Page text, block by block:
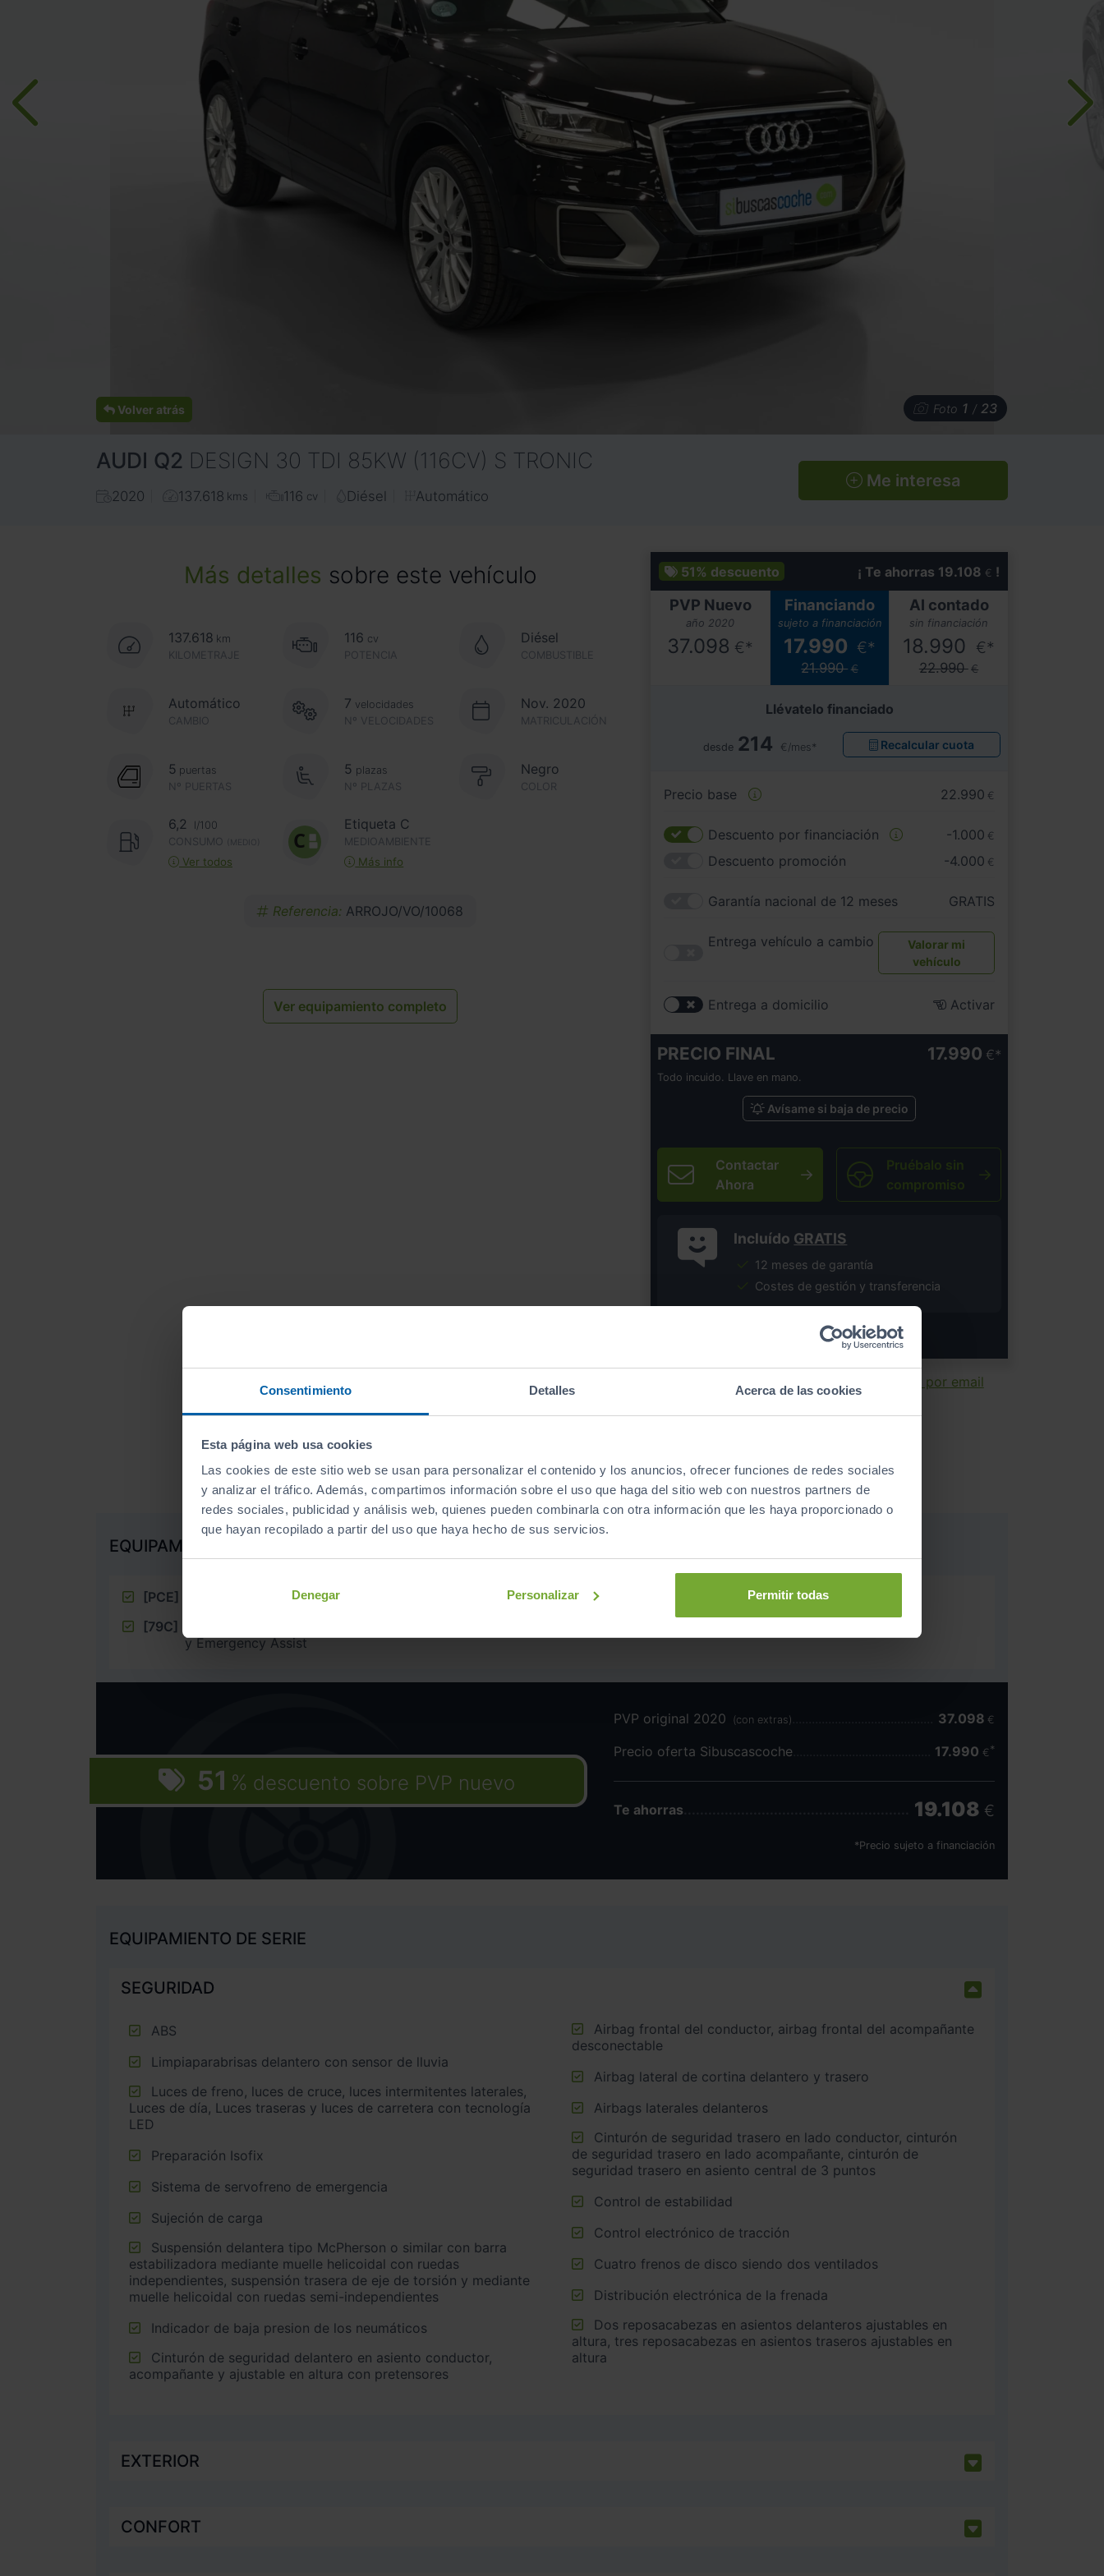
Consentimiento Detalles Acerca de las cookies
Esta página web usa cookies
Las cookies de este sitio web se usan para personalizar el contenido y los anuncios, ofrecer funciones de redes sociales
y analizar el tráfico. Además, compartimos información sobre el uso que haga del sitio web con nuestros partners de
redes sociales, publicidad y análisis web, quienes pueden combinarla con otra información que les haya proporcionado o
que hayan recopilado a partir del uso que haya hecho de sus servicios.
Denegar Personalizar Permitir todas
Volver atrás Foto 1 / 23
AUDI Q2 DESIGN 30 TDI 85KW (116CV) S TRONIC
2020 137.618 kms 116 cv Diésel Automático
Me interesa
Más detalles sobre este vehículo
137.618 km
KILOMETRAJE
116 cv
POTENCIA
Diésel
COMBUSTIBLE
CAMBIO
Automático
Nº VELOCIDADES
7 velocidades Nov. 2020
MATRICULACIÓN
Nº PUERTAS
5 puertas
Nº PLAZAS
5 plazas Negro
COLOR
6,2
l/100
CONSUMO
(MEDIO)
Ver todos
Etiqueta C
MEDIOAMBIENTE
Más info
Referencia: ARROJO/VO/10068
Ver equipamiento completo
51% descuento ¡ Te ahorras 19.108 € !
PVP Nuevo
año 2020
37.098 €*
Financiando
sujeto a financiación
17.990 €*
21.990 €
Al contado
sin financiación
18.990 €*
22.990 €
Llévatelo financiado
desde 214 €/mes* Recalcular cuota
Precio base 22.990 €
Descuento por financiación -1.000 €
Descuento promoción -4.000 €
Garantía nacional de 12 meses GRATIS
Entrega vehículo a cambio
Valorar mi
vehículo
Entrega a domicilio Activar
PRECIO FINAL 17.990 €
Todo incuido. Llave en mano.
Avísame si baja de precio
Contactar
Ahora
Pruébalo sin
compromiso
Incluído GRATIS
12 meses de garantía
Costes de gestión y transferencia
* Precio válido salvo error tipográfico.
Imprimir ficha Enviar por email
Equipamientode este vehículo
EQUIPAMIENTO EXTRA
[PCE]
Paquete de asistencia
[79C]
y Emergency Assist
[WTA]
Paquete de tecnología España
51 % descuento sobre PVP nuevo
PVP original 2020 (con extras) 37.098 €
Precio oferta Sibuscascoche 17.990 €
Te ahorras 19.108 €
*Precio sujeto a financiación
EQUIPAMIENTO DE SERIE
SEGURIDAD
ABS
Limpiaparabrisas delantero con sensor de lluvia
Luces de día, Luces traseras y luces de carretera con tecnología
LED
Preparación Isofix
Sistema de servofreno de emergencia
Sujeción de carga
estabilizadora mediante muelle helicoidal con ruedas
independientes, suspensión trasera de eje de torsión y mediante
muelle helicoidal con ruedas semi-independientes
Indicador de baja presion de los neumáticos
acompañante y ajustable en altura con pretensores
desconectable
Airbag lateral de cortina delantero y trasero
Airbags laterales delanteros
de seguridad trasero en lado acompañante, cinturón de
seguridad trasero en asiento central de 3 puntos
Control de estabilidad
Control electrónico de tracción
Cuatro frenos de disco siendo dos ventilados
Distribución electrónica de la frenada
altura, tres reposacabezas en asientos traseros ajustables en
altura
EXTERIOR
CONFORT